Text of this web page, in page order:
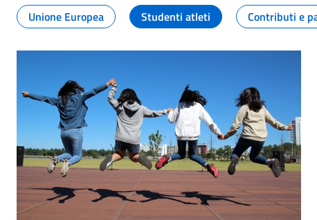
Unione Europea
Studenti atleti Contributi e